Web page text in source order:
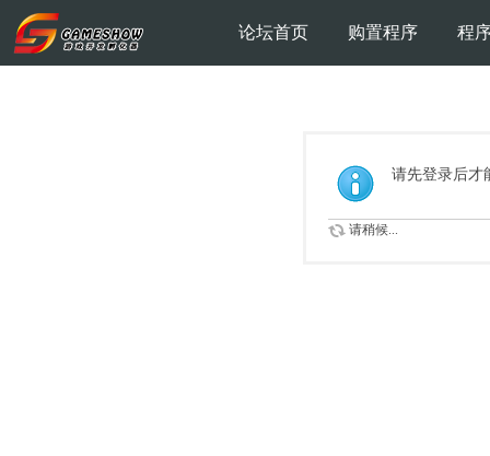
论坛首页 购置程序 程
请先登录后才
请稍候...